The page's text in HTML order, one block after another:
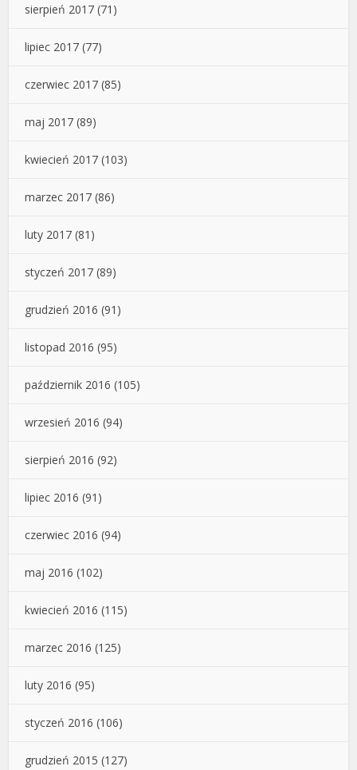
sierpień 2017 (71)
lipiec 2017 (77)
czerwiec 2017 (85)
maj 2017 (89)
kwiecień 2017 (103)
marzec 2017 (86)
luty 2017 (81)
styczeń 2017 (89)
grudzień 2016 (91)
listopad 2016 (95)
październik 2016 (105)
wrzesień 2016 (94)
sierpień 2016 (92)
lipiec 2016 (91)
czerwiec 2016 (94)
maj 2016 (102)
kwiecień 2016 (115)
marzec 2016 (125)
luty 2016 (95)
styczeń 2016 (106)
grudzień 2015 (127)